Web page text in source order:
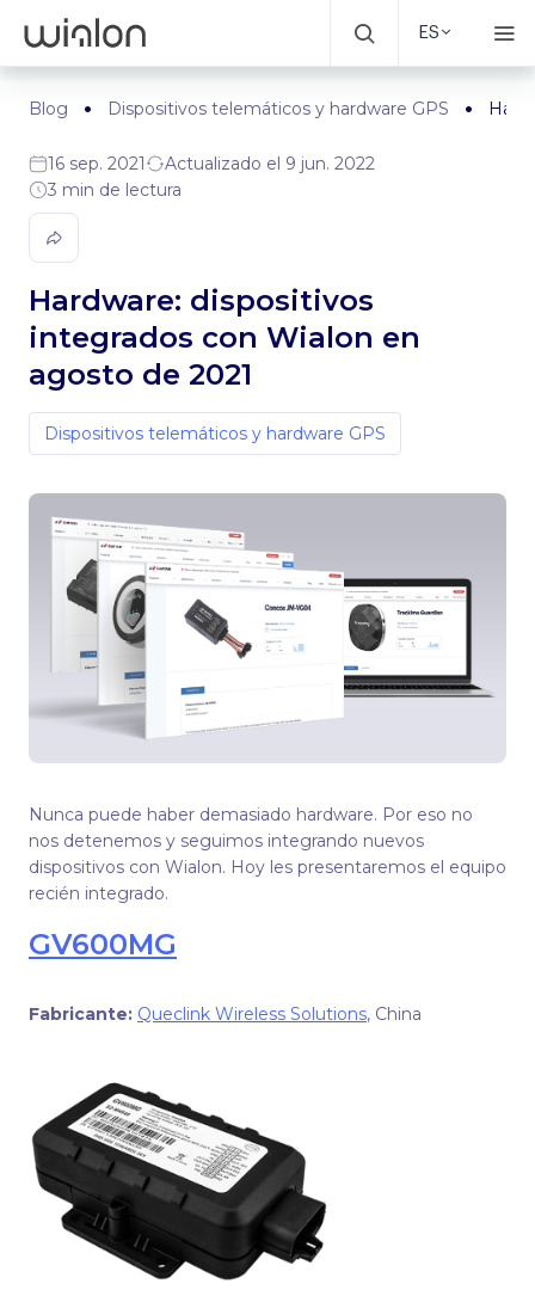
ES
Blog Dispositivos telemáticos y hardware GPS
16 sep. 2021
Actualizado el 9 jun. 2022
3 min de lectura
Hardware: dispositivos
integrados con Wialon en
agosto de 2021
Dispositivos telemáticos y hardware GPS
Nunca puede haber demasiado hardware. Por eso no
nos detenemos y seguimos integrando nuevos
dispositivos con Wialon. Hoy les presentaremos el equipo
recién integrado.
GV600MG
Fabricante: Queclink Wireless Solutions, China